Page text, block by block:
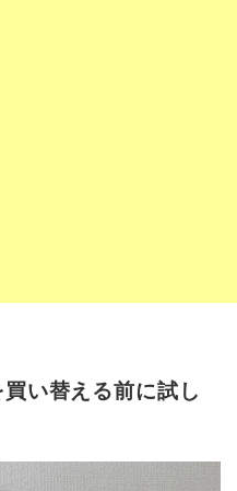
い替える前に試し